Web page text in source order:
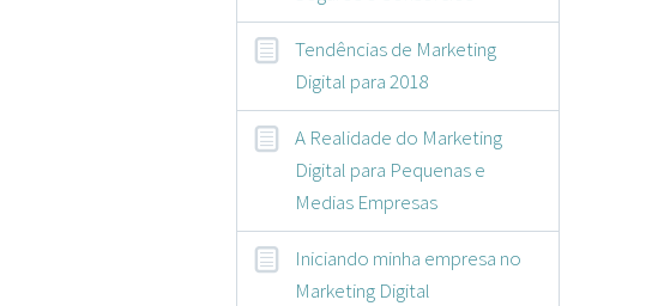
Tendências de Marketing
Digital para 2018
A Realidade do Marketing
Digital para Pequenas e
Medias Empresas
Iniciando minha empresa no
Marketing Digital